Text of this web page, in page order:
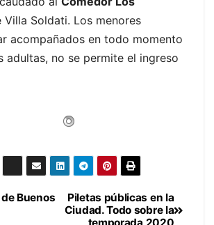
Villa Soldati. Los menores
acompañados en todo momento
adultas, no se permite el ingreso
Piletas públicas en la
Ciudad. Todo sobre la
Buenos